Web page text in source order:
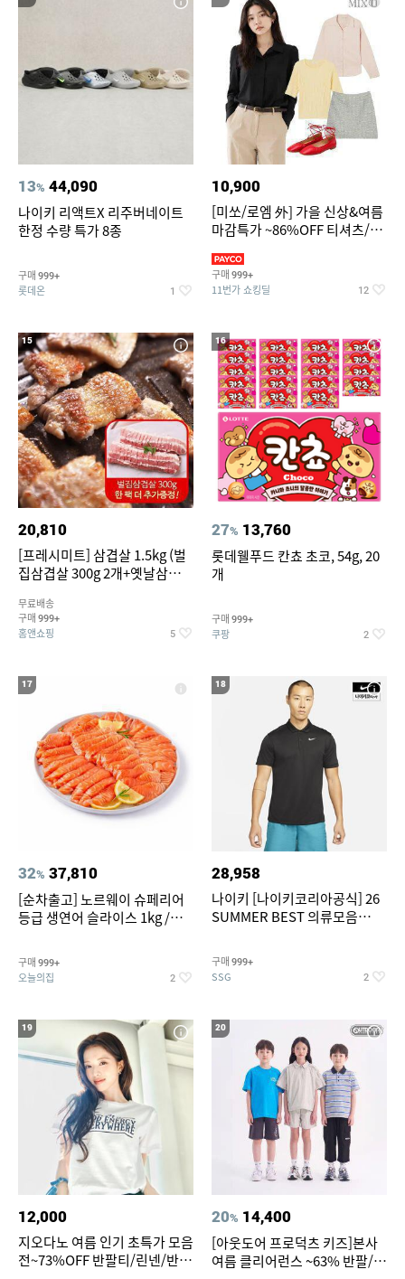
13% 44,090
나이키 리액트X 리주버네이트
한정 수량 특가 8종
구매 999+
롯데온 1
10,900
[미쏘/로엠 外] 가을 신상&여름
마감특가 ~86%OFF 티셔츠/슬
구매 999+
11번가 쇼킹딜 12
15
20,810
[프레시미트] 삼겹살 1.5kg (벌
집삼겹살 300g 2개+옛날삼겹살
팩 추가증정)
무료배송
구매 999+
홈앤쇼핑 5
16
27% 13,760
롯데웰푸드 칸쵸 초코, 54g, 20
개
구매 999+
쿠팡 2
17
32% 37,810
[순차출고] 노르웨이 슈페리어
등급 생연어 슬라이스 1kg /
구매 999+
오늘의집 2
18
28,958
나이키 [나이키코리아공식] 26
SUMMER BEST 의류모음
구매 999+
SSG 2
19
12,000
지오다노 여름 인기 초특가 모음
전~73%OFF 반팔티/린넨/반바
20
20% 14,400
[아웃도어 프로덕츠 키즈]본사
여름 클리어런스 ~63% 반팔/반